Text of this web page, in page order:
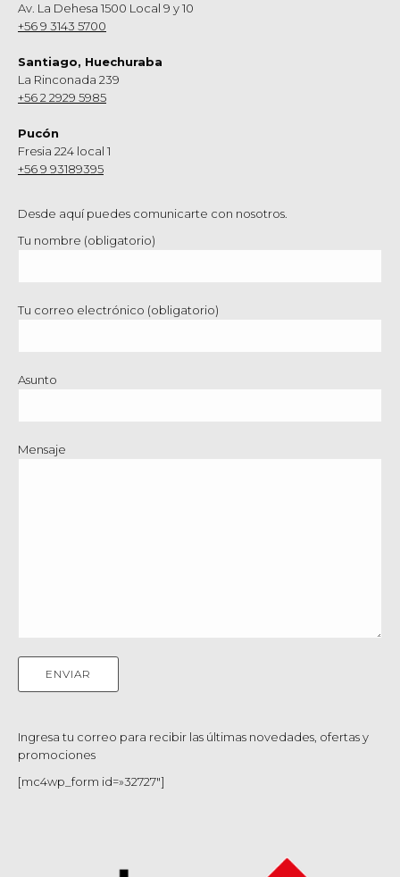
Av. La Dehesa 1500 Local 9 y 10
+56 9 3143 5700
Santiago, Huechuraba
La Rinconada 239
+56 2 2929 5985
Pucón
Fresia 224 local 1
+56 9 93189395
Desde aquí puedes comunicarte con nosotros.
Tu nombre (obligatorio)
Tu correo electrónico (obligatorio)
Asunto
Mensaje
Ingresa tu correo para recibir las últimas novedades, ofertas y
promociones
[mc4wp_form id=»32727″]